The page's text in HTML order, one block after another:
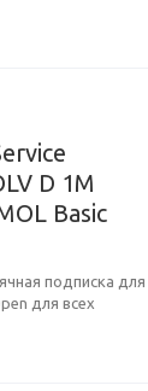
D 1M
Basic
подписка для
для всех